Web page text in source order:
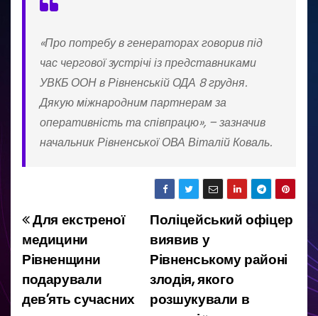
«Про потребу в генераторах говорив під
час чергової зустрічі із представниками
УВКБ ООН в Рівненській ОДА 8 грудня.
Дякую міжнародним партнерам за
оперативність та співпрацю», – зазначив
начальник Рівненської ОВА Віталій Коваль.
Н
а
в
Поліцейський офіцер
виявив у
Рівненському районі
злодія, якого
розшукували в
Для екстреної
медицини
Рівненщини
подарували
дев’ять сучасних